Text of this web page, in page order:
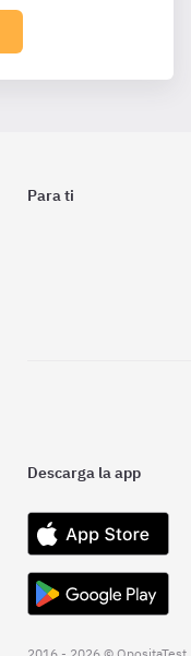
Para ti
Descarga la app